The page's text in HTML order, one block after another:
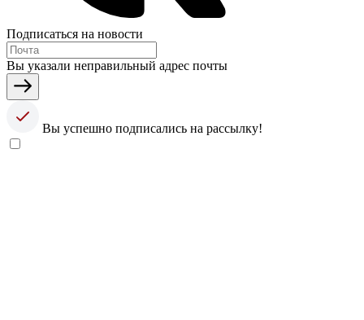
Подписаться на новости
Вы указали неправильный адрес почты
Вы успешно подписались на рассылку!